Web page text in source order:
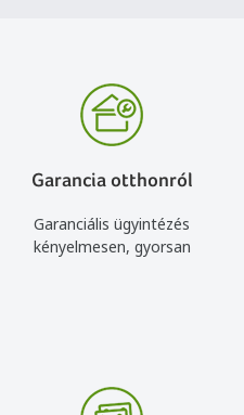
Garancia otthonról
Garanciális ügyintézés
kényelmesen, gyorsan